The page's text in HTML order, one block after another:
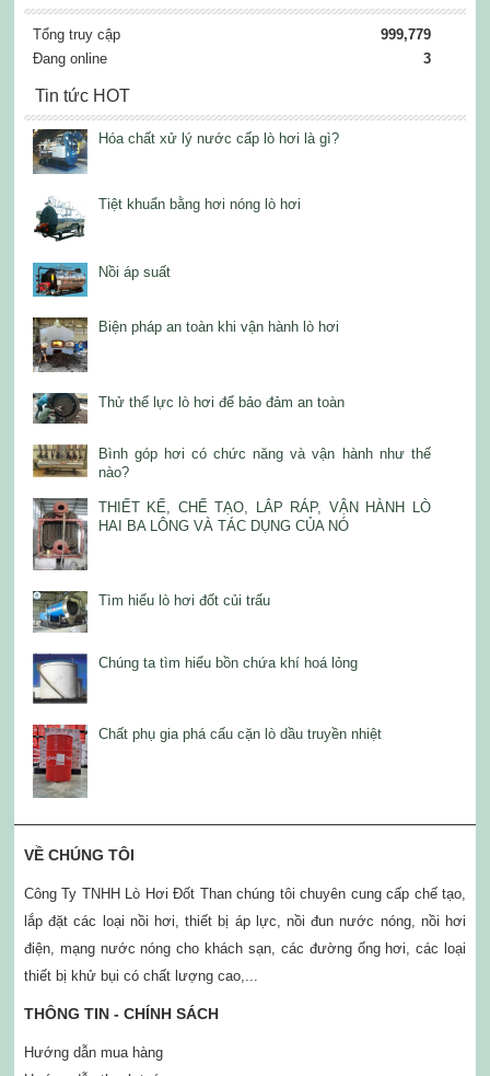
Tổng truy cập
999,779
Đang online
3
Tin tức HOT
Hóa chất xử lý nước cấp lò hơi là gì?
Tiệt khuẩn bằng hơi nóng lò hơi
Nồi áp suất
Biện pháp an toàn khi vận hành lò hơi
Thử thể lực lò hơi để bảo đảm an toàn
Bình góp hơi có chức năng và vận hành như thế
nào?
THIẾT KẾ, CHẾ TẠO, LẮP RÁP, VẬN HÀNH LÒ
HAI BA LÔNG VÀ TÁC DỤNG CỦA NÓ
Tìm hiểu lò hơi đốt củi trấu
Chúng ta tìm hiểu bồn chứa khí hoá lỏng
Chất phụ gia phá cấu cặn lò dầu truyền nhiệt
VỀ CHÚNG TÔI
Công Ty TNHH Lò Hơi Đốt Than chúng tôi chuyên cung cấp chế tạo,
lắp đặt các loại nồi hơi, thiết bị áp lực, nồi đun nước nóng, nồi hơi
điện, mạng nước nóng cho khách sạn, các đường ống hơi, các loại
thiết bị khử bụi có chất lượng cao,...
THÔNG TIN - CHÍNH SÁCH
Hướng dẫn mua hàng